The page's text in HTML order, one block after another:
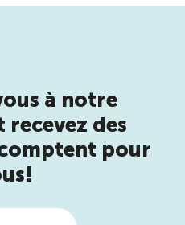
à notre
des
pour